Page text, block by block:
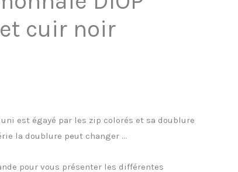
cuir noir
est égayé par les zip colorés et sa doublure
la doublure peut changer …
pour vous présenter les différentes